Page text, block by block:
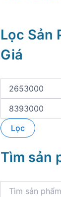
Lọc Sản
Giá
ố
i
h
u
á
t
i
đ
Lọc
Tìm sản